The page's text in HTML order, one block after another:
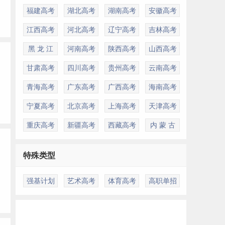
福建高考 湖北高考 湖南高考 安徽高考
江西高考 河北高考 辽宁高考 吉林高考
黑 龙 江 河南高考 陕西高考 山西高考
甘肃高考 四川高考 贵州高考 云南高考
青海高考 广东高考 广西高考 海南高考
宁夏高考 北京高考 上海高考 天津高考
重庆高考 新疆高考 西藏高考 内 蒙 古
特殊类型
强基计划 艺术高考 体育高考 高职单招